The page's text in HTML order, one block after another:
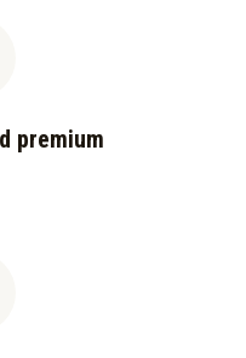
premium